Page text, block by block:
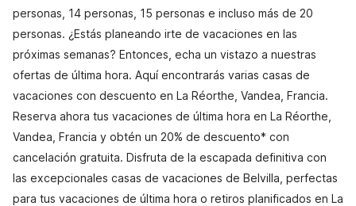
personas, 14 personas, 15 personas e incluso más de 20
personas. ¿Estás planeando irte de vacaciones en las
próximas semanas? Entonces, echa un vistazo a nuestras
ofertas de última hora. Aquí encontrarás varias casas de
vacaciones con descuento en La Réorthe, Vandea, Francia.
Reserva ahora tus vacaciones de última hora en La Réorthe,
Vandea, Francia y obtén un 20% de descuento* con
cancelación gratuita. Disfruta de la escapada definitiva con
las excepcionales casas de vacaciones de Belvilla, perfectas
para tus vacaciones de última hora o retiros planificados en La